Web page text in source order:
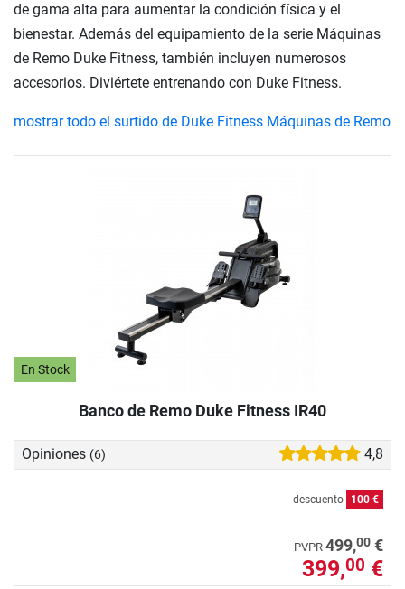
En Stock
Banco de Remo Duke Fitness IR40
Opiniones (6) 4,8
descuento 100 €
PVPR 499,00 €
399,00 €
de gama alta para aumentar la condición física y el
bienestar. Además del equipamiento de la serie Máquinas
de Remo Duke Fitness, también incluyen numerosos
accesorios. Diviértete entrenando con Duke Fitness.
mostrar todo el surtido de Duke Fitness Máquinas de Remo